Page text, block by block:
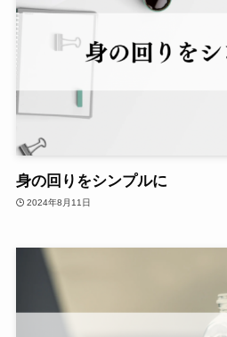
身の回りをシンプルに
2024年8月11日